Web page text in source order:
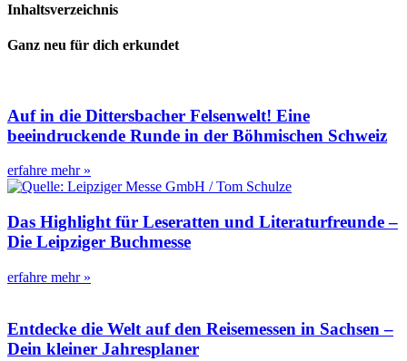
Inhaltsverzeichnis
Ganz neu für dich erkundet
Auf in die Dittersbacher Felsenwelt! Eine
beeindruckende Runde in der Böhmischen Schweiz
erfahre mehr »
Das Highlight für Leseratten und Literaturfreunde –
Die Leipziger Buchmesse
erfahre mehr »
Entdecke die Welt auf den Reisemessen in Sachsen –
Dein kleiner Jahresplaner